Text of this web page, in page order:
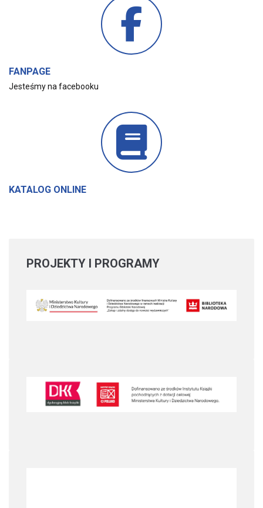
FANPAGE
Jesteśmy na facebooku
KATALOG ONLINE
PROJEKTY I PROGRAMY